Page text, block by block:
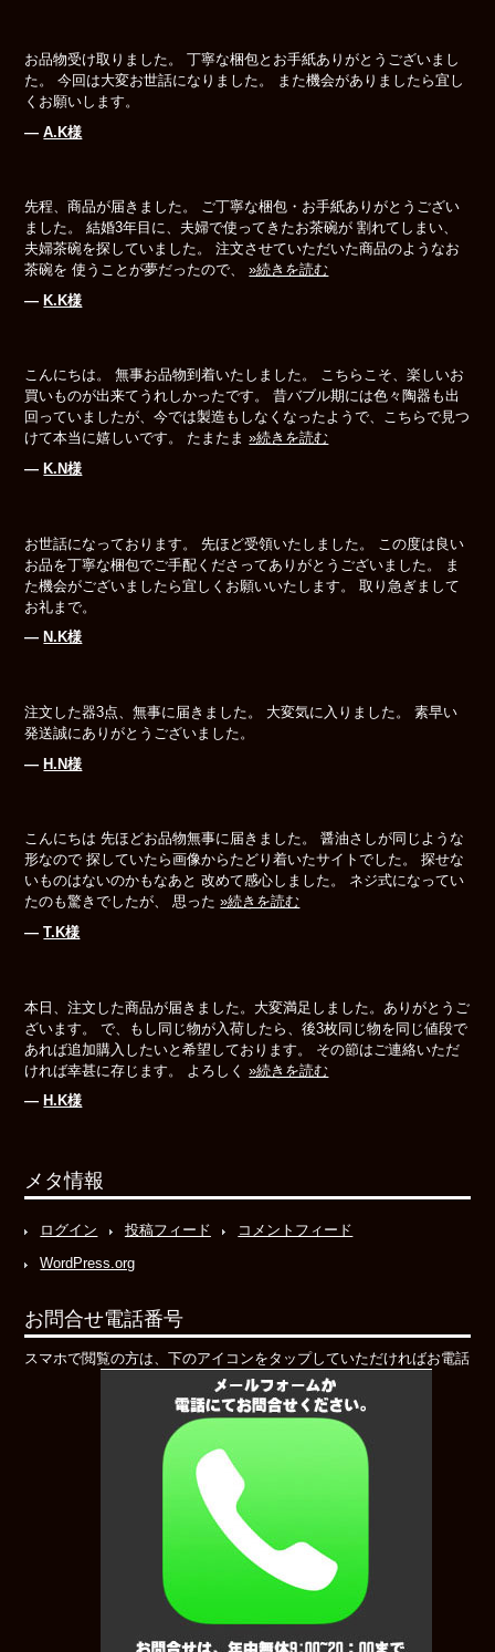
お品物受け取りました。 丁寧な梱包とお手紙ありがとうございまし
た。 今回は大変お世話になりました。 また機会がありましたら宜し
くお願いします。
―A.K様
先程、商品が届きました。 ご丁寧な梱包・お手紙ありがとうござい
ました。 結婚3年目に、夫婦で使ってきたお茶碗が 割れてしまい、
夫婦茶碗を探していました。 注文させていただいた商品のようなお
茶碗を 使うことが夢だったので、»続きを読む
― K.K様
こんにちは。 無事お品物到着いたしました。 こちらこそ、楽しいお
買いものが出来てうれしかったです。 昔バブル期には色々陶器も出
回っていましたが、今では製造もしなくなったようで、こちらで見つ
けて本当に嬉しいです。 たまたま»続きを読む
― K.N様
お世話になっております。 先ほど受領いたしました。 この度は良い
お品を丁寧な梱包でご手配くださってありがとうございました。 ま
た機会がございましたら宜しくお願いいたします。 取り急ぎまして
お礼まで。
― N.K様
注文した器3点、無事に届きました。 大変気に入りました。 素早い
発送誠にありがとうございました。
― H.N様
こんにちは 先ほどお品物無事に届きました。 醤油さしが同じような
形なので 探していたら画像からたどり着いたサイトでした。 探せな
いものはないのかもなあと 改めて感心しました。 ネジ式になってい
たのも驚きでしたが、 思った»続きを読む
―T.K様
本日、注文した商品が届きました。大変満足しました。ありがとうご
ざいます。 で、もし同じ物が入荷したら、後3枚同じ物を同じ値段で
あれば追加購入したいと希望しております。 その節はご連絡いただ
ければ幸甚に存じます。 よろしく»続きを読む
― H.K様
メタ情報
ログイン 投稿フィード
コメントフィード
WordPress.org
お問合せ電話番号
スマホで閲覧の方は、下のアイコンをタップしていただければお電話